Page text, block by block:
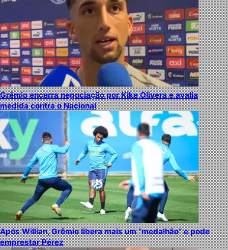
Grêmio encerra negociação por Kike Olivera e avalia
medida contra o Nacional
Após Willian, Grêmio libera mais um “medalhão” e pode
emprestar Pérez